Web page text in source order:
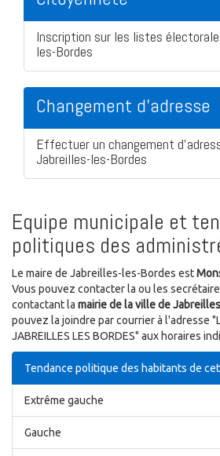
Inscription sur les listes
les-Bordes
Changement d'adresse
Effectuer un changement
Jabreilles-les-Bordes
Equipe municipale et
politiques des
Le maire de Jabreilles-les-Bordes est
Vous pouvez contacter la ou les
contactant la mairie de la ville de
pouvez la joindre par courrier à l'adresse
JABREILLES LES BORDES" aux horaires
Tendance politique des habitants de
Extrême gauche
Gauche